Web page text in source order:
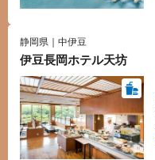
静岡県｜中伊豆
伊豆長岡ホテル天坊